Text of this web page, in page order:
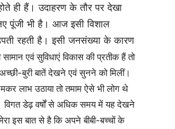
ही हैं। उदाहरण के तौर पर देखा
पूंजी भी है। आज इसी विशाल
रहती है। इसी जनसंख्या के कारण
एवं सुविधाएं विकास की प्रतीक हैं तो
बुरी बातें देखने एवं सुनने को मिलीं।
लाभ उठाया तो तमाम ऐसे भी लोग थे
विगत डेढ़ वर्षों से अधिक समय में यह देखने
इस बात से है कि अपने बीबी-बच्चों के